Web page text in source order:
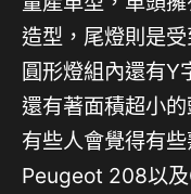
造型，尾燈則是
圓形燈組內還有Y
還有著面積超小
有些人會覺得有
Peugeot 208以